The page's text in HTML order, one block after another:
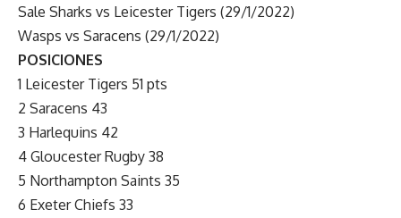
Sale Sharks vs Leicester Tigers (29/1/2022)
Wasps vs Saracens (29/1/2022)
POSICIONES
1 Leicester Tigers 51 pts
2 Saracens 43
3 Harlequins 42
4 Gloucester Rugby 38
5 Northampton Saints 35
6 Exeter Chiefs 33